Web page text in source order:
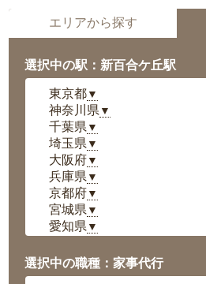
エリアから探す
選択中の駅：新百合ケ丘駅
東京都▼
神奈川県 ▼
千葉県 ▼
埼玉県 ▼
大阪府▼
兵庫県 ▼
京都府▼
宮城県 ▼
愛知県 ▼
岡山県▼
広島県▼
選択中の職種：家事代行